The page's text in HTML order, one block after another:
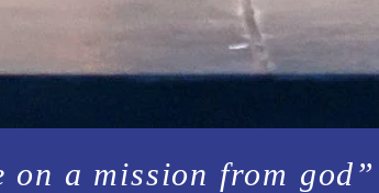
on a mission from